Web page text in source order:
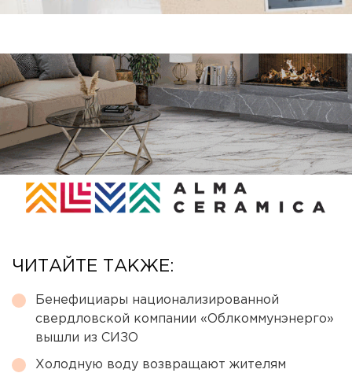
ЧИТАЙТЕ ТАКЖЕ:
Бенефициары национализированной
свердловской компании «Облкоммунэнерго»
вышли из СИЗО
Холодную воду возвращают жителям